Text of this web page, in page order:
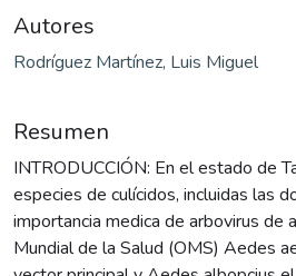
Autores
Rodríguez Martínez, Luis Miguel
Resumen
INTRODUCCIÓN: En el estado de
especies de culícidos, incluidas las
importancia medica de arbovirus de
Mundial de la Salud (OMS) Aedes